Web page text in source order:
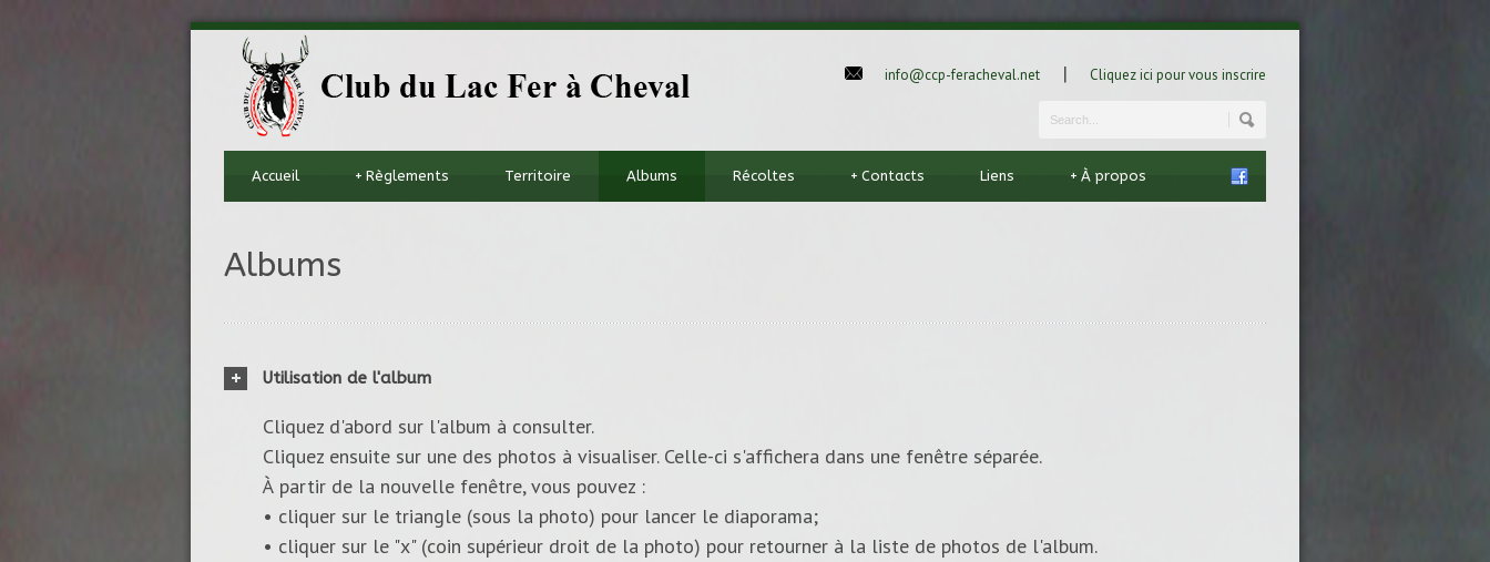
info@ccp-feracheval.net | Cliquez ici pour vous inscrire
Accueil Règlements
+ Territoire Albums Récoltes Contacts
+ Liens À propos
+
Albums
Utilisation de l'album
Cliquez d'abord sur l'album à consulter.
Cliquez ensuite sur une des photos à visualiser. Celle-ci s'affichera dans une fenêtre séparée.
À partir de la nouvelle fenêtre, vous pouvez :
• cliquer sur le triangle (sous la photo) pour lancer le diaporama;
• cliquer sur le "x" (coin supérieur droit de la photo) pour retourner à la liste de photos de l'album.